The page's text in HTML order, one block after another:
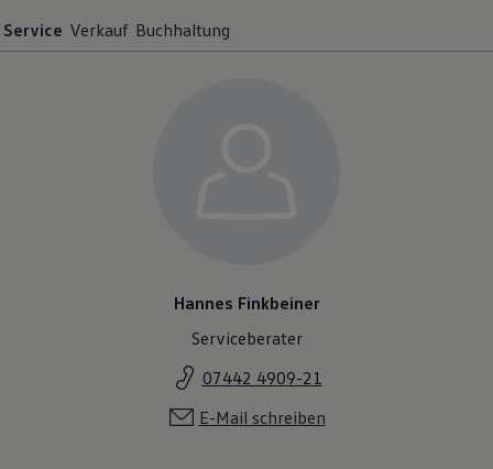
Service Verkauf Buchhaltung
Hannes Finkbeiner
Serviceberater
07442 4909-21
E-Mail schreiben